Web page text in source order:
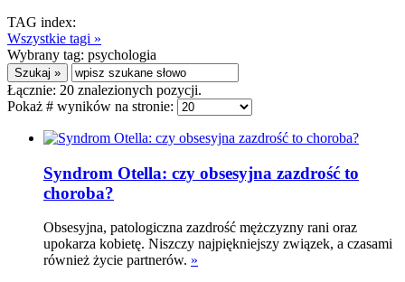
TAG index:
Wszystkie tagi »
Wybrany tag: psychologia
Łącznie: 20 znalezionych pozycji.
Pokaż # wyników na stronie:
Syndrom Otella: czy obsesyjna zazdrość to
choroba?
Obsesyjna, patologiczna zazdrość mężczyzny rani oraz
upokarza kobietę. Niszczy najpiękniejszy związek, a czasami
również życie partnerów. »